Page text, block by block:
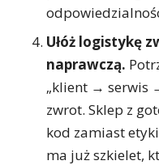
Ułóż logistykę
naprawczą.
„klient → serwis
zwrot. Sklep z
kod zamiast
ma już szkielet,